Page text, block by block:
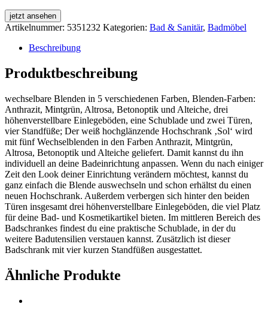
jetzt ansehen
Artikelnummer: 5351232 Kategorien: Bad & Sanitär, Badmöbel
Beschreibung
Produktbeschreibung
wechselbare Blenden in 5 verschiedenen Farben, Blenden-Farben:
Anthrazit, Mintgrün, Altrosa, Betonoptik und Alteiche, drei
höhenverstellbare Einlegeböden, eine Schublade und zwei Türen,
vier Standfüße; Der weiß hochglänzende Hochschrank ‚Sol‘ wird
mit fünf Wechselblenden in den Farben Anthrazit, Mintgrün,
Altrosa, Betonoptik und Alteiche geliefert. Damit kannst du ihn
individuell an deine Badeinrichtung anpassen. Wenn du nach einiger
Zeit den Look deiner Einrichtung verändern möchtest, kannst du
ganz einfach die Blende auswechseln und schon erhältst du einen
neuen Hochschrank. Außerdem verbergen sich hinter den beiden
Türen insgesamt drei höhenverstellbare Einlegeböden, die viel Platz
für deine Bad- und Kosmetikartikel bieten. Im mittleren Bereich des
Badschrankes findest du eine praktische Schublade, in der du
weitere Badutensilien verstauen kannst. Zusätzlich ist dieser
Badschrank mit vier kurzen Standfüßen ausgestattet.
Ähnliche Produkte